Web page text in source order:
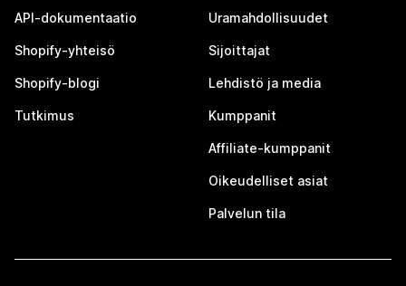
API-dokumentaatio
Shopify-yhteisö
Shopify-blogi
Tutkimus
Uramahdollisuudet
Sijoittajat
Lehdistö ja media
Kumppanit
Affiliate-kumppanit
Oikeudelliset asiat
Palvelun tila